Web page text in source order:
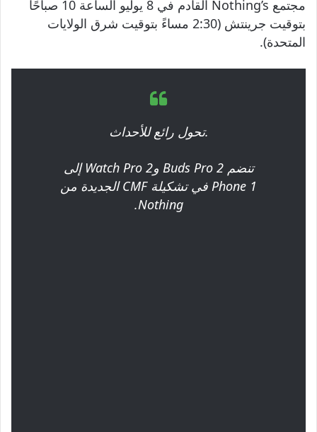
مجتمع Nothing’s القادم في 8 يوليو الساعة 10 صباحًا
بتوقيت جرينتش (2:30 مساءً بتوقيت شرق الولايات
المتحدة).
تحول رائع للأحداث.
تنضم Buds Pro 2 وWatch Pro 2 إلى
Phone 1 في تشكيلة CMF الجديدة من
Nothing.